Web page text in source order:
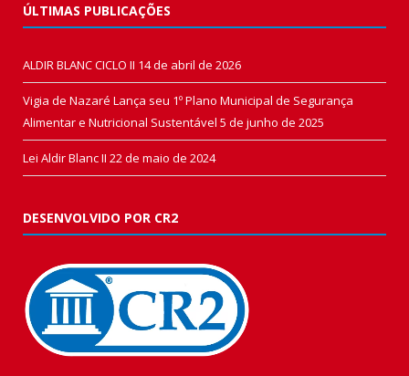
ÚLTIMAS PUBLICAÇÕES
ALDIR BLANC CICLO II 14 de abril de 2026
Vigia de Nazaré Lança seu 1º Plano Municipal de Segurança
Alimentar e Nutricional Sustentável 5 de junho de 2025
Lei Aldir Blanc II 22 de maio de 2024
DESENVOLVIDO POR CR2